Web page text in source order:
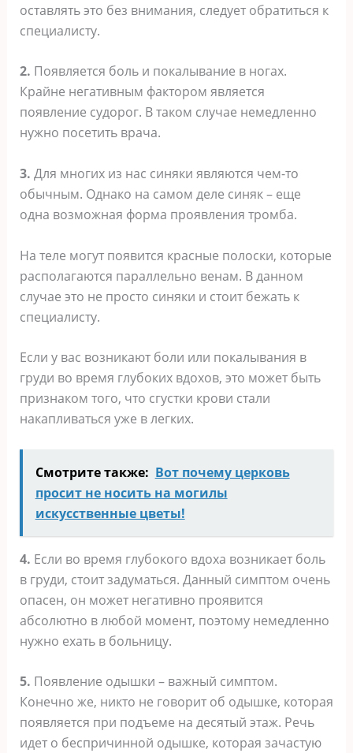
оставлять это без внимания, следует обратиться к
специалисту.
2. Появляется боль и покалывание в ногах.
Крайне негативным фактором является
появление судорог. В таком случае немедленно
нужно посетить врача.
3. Для многих из нас синяки являются чем-то
обычным. Однако на самом деле синяк – еще
одна возможная форма проявления тромба.
На теле могут появится красные полоски, которые
располагаются параллельно венам. В данном
случае это не просто синяки и стоит бежать к
специалисту.
Если у вас возникают боли или покалывания в
груди во время глубоких вдохов, это может быть
признаком того, что сгустки крови стали
накапливаться уже в легких.
Смотрите также: Вот почему церковь
просит не носить на могилы
искусственные цветы!
4. Если во время глубокого вдоха возникает боль
в груди, стоит задуматься. Данный симптом очень
опасен, он может негативно проявится
абсолютно в любой момент, поэтому немедленно
нужно ехать в больницу.
5. Появление одышки – важный симптом.
Конечно же, никто не говорит об одышке, которая
появляется при подъеме на десятый этаж. Речь
идет о беспричинной одышке, которая зачастую